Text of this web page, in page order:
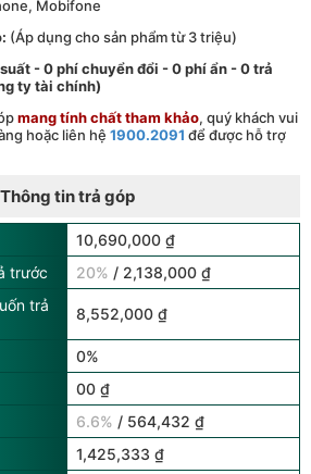
Mobifone
(Áp dụng cho sản phẩm từ 3 triệu)
- 0 phí chuyển đổi - 0 phí ẩn - 0 trả
ty tài chính)
mang tính chất tham khảo, quý khách vui
hoặc liên hệ 1900.2091 để được hỗ trợ
Thông tin trả góp
10,690,000 ₫
trước
20% / 2,138,000 ₫
trả
8,552,000 ₫
0%
00 ₫
6.6% / 564,432 ₫
1,425,333 ₫